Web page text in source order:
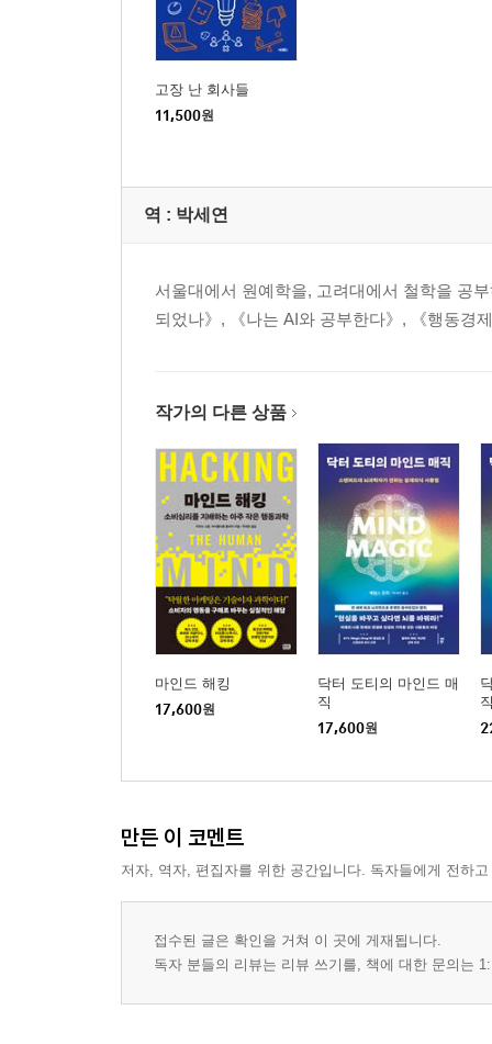
고장 난 회사들
11,500원
역 : 박세연
서울대에서 원예학을, 고려대에서 철학을 공
되었나》, 《나는 AI와 공부한다》, 《행동경
작가의 다른 상품
마인드 해킹
17,600원
닥터 도티의 마인드 매
직
17,600원
만든 이 코멘트
저자, 역자, 편집자를 위한 공간입니다. 독자들에게 전하
접수된 글은 확인을 거쳐 이 곳에 게재됩니다.
독자 분들의 리뷰는 리뷰 쓰기를, 책에 대한 문의는